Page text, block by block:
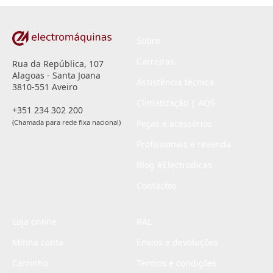
Rua da República, 107
Alagoas - Santa Joana
3810-551 Aveiro
+351 234 302 200
(Chamada para rede fixa nacional)